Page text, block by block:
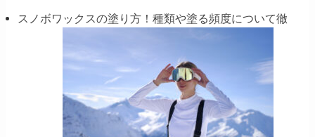
スノボワックスの塗り方！種類や塗る頻度について徹